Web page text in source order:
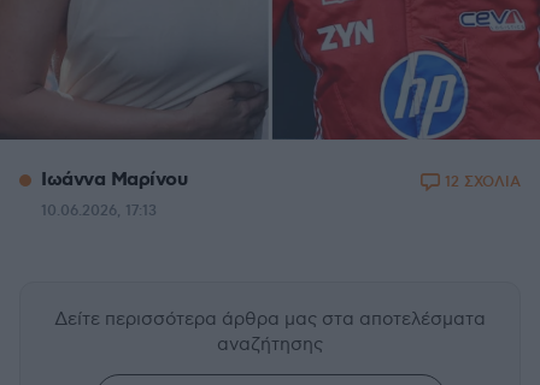
Ιωάννα Μαρίνου
10.06.2026, 17:13
12 ΣΧΟΛΙΑ
Δείτε περισσότερα άρθρα μας στα αποτελέσματα
αναζήτησης